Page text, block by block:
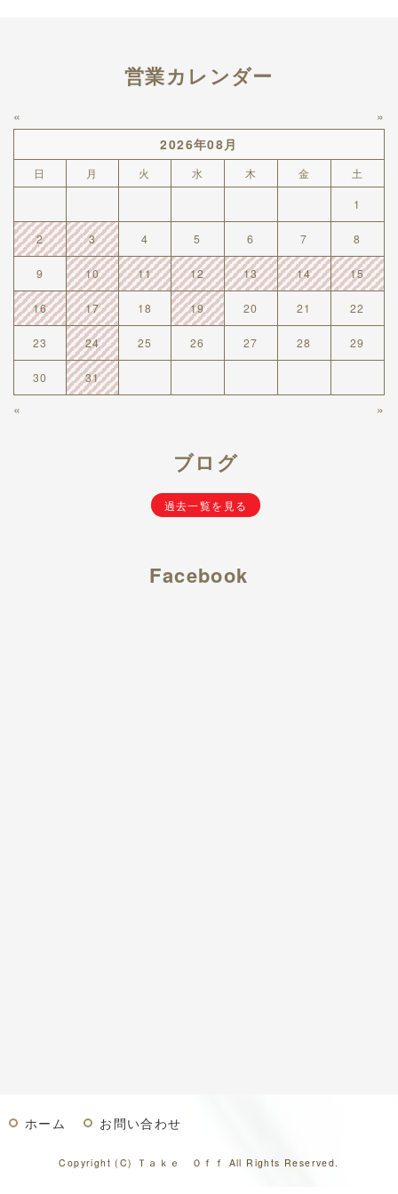
営業カレンダー
«
»
2026年08月
日 月 火 水 木 金 土
1
2 3 4 5 6 7 8
9 10 11 12 13 14 15
16 17 18 19 20 21 22
23 24 25 26 27 28 29
30 31
« »
ブログ
過去一覧を見る
Facebook
ホーム お問い合わせ
Copyright (C) Ｔａｋｅ Ｏｆｆ All Rights Reserved.